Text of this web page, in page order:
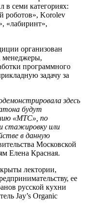
в семи категориях:
роботов», Korolev
«лабиринт»,
организован
менеджеры,
программного
задачу за
здесь
будут
«МТС», по
стажировку или
в данную
Московской
Елена Красная.
лектории,
ее
русской кухни
Jay’s Organic